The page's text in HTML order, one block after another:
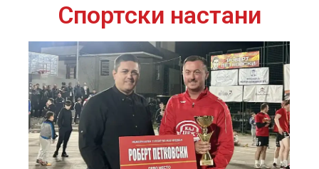
Спортски настани